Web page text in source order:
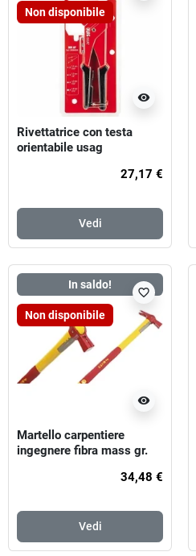
Non disponibile
visibility
Rivettatrice con testa
orientabile usag
27,17 €
Vedi
In saldo!
Non disponibile
visibility
favorite_border
Martello carpentiere
ingegnere fibra mass gr.
34,48 €
Vedi